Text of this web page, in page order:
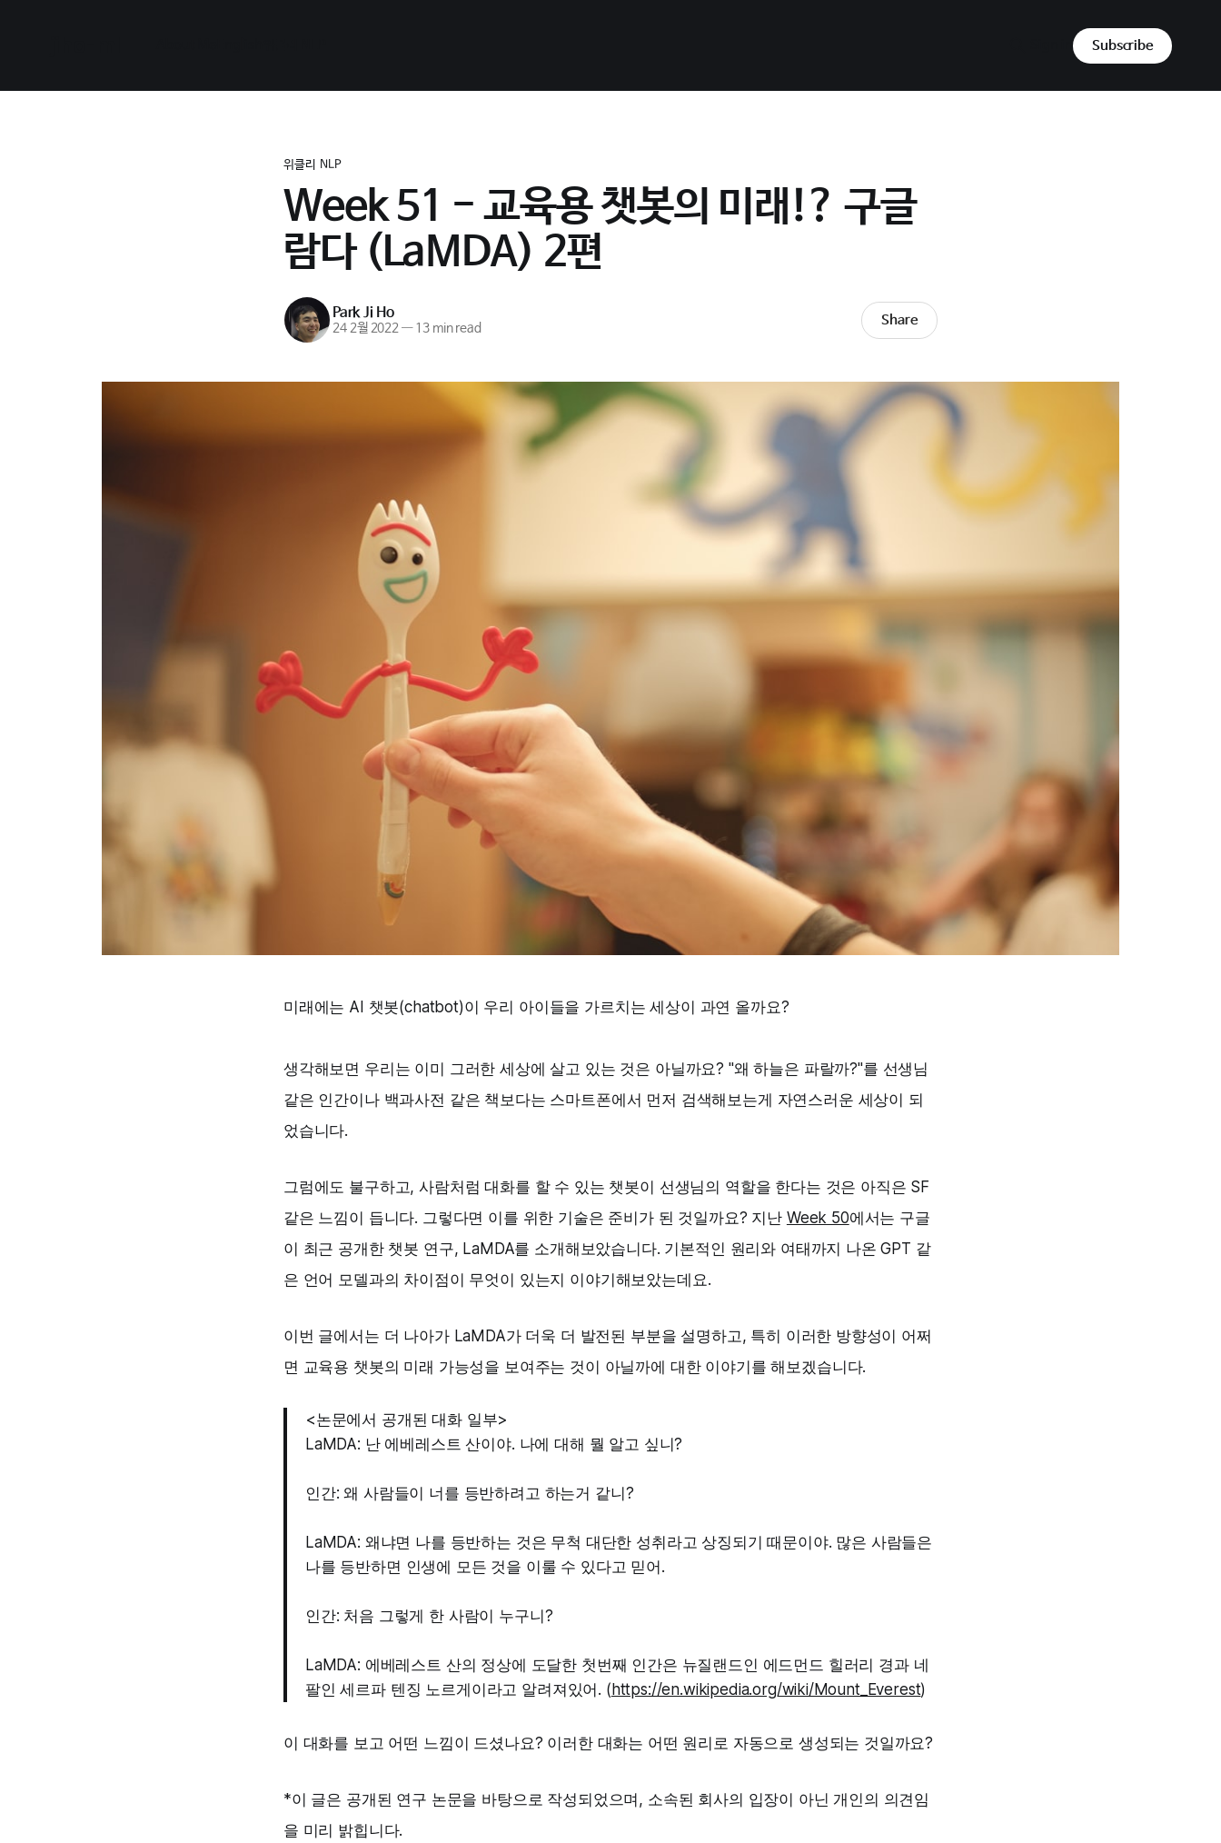
Subscribe
위클리 NLP
Week 51 - 교육용 챗봇의 미래!? 구글
람다 (LaMDA) 2편
Park Ji Ho
24 2월 2022 —13 min read
Share
미래에는 AI 챗봇(chatbot)이 우리 아이들을 가르치는 세상이 과연 올까요?
생각해보면 우리는 이미 그러한 세상에 살고 있는 것은 아닐까요? "왜 하늘은 파랄까?"를 선생님
같은 인간이나 백과사전 같은 책보다는 스마트폰에서 먼저 검색해보는게 자연스러운 세상이 되
었습니다.
그럼에도 불구하고, 사람처럼 대화를 할 수 있는 챗봇이 선생님의 역할을 한다는 것은 아직은 SF
같은 느낌이 듭니다. 그렇다면 이를 위한 기술은 준비가 된 것일까요? 지난 Week 50에서는 구글
이 최근 공개한 챗봇 연구, LaMDA를 소개해보았습니다. 기본적인 원리와 여태까지 나온 GPT 같
은 언어 모델과의 차이점이 무엇이 있는지 이야기해보았는데요.
이번 글에서는 더 나아가 LaMDA가 더욱 더 발전된 부분을 설명하고, 특히 이러한 방향성이 어쩌
면 교육용 챗봇의 미래 가능성을 보여주는 것이 아닐까에 대한 이야기를 해보겠습니다.
<논문에서 공개된 대화 일부>
LaMDA: 난 에베레스트 산이야. 나에 대해 뭘 알고 싶니?
인간: 왜 사람들이 너를 등반하려고 하는거 같니?
LaMDA: 왜냐면 나를 등반하는 것은 무척 대단한 성취라고 상징되기 때문이야. 많은 사람들은
나를 등반하면 인생에 모든 것을 이룰 수 있다고 믿어.
인간: 처음 그렇게 한 사람이 누구니?
LaMDA: 에베레스트 산의 정상에 도달한 첫번째 인간은 뉴질랜드인 에드먼드 힐러리 경과 네
팔인 세르파 텐징 노르게이라고 알려져있어. (https://en.wikipedia.org/wiki/Mount_Everest)
이 대화를 보고 어떤 느낌이 드셨나요? 이러한 대화는 어떤 원리로 자동으로 생성되는 것일까요?
*이 글은 공개된 연구 논문을 바탕으로 작성되었으며, 소속된 회사의 입장이 아닌 개인의 의견임
을 미리 밝힙니다.